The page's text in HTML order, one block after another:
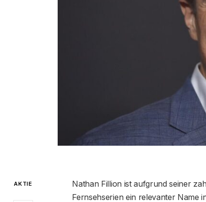
AKTIE
Nathan Fillion ist aufgrund seiner
Fernsehserien ein relevanter Name